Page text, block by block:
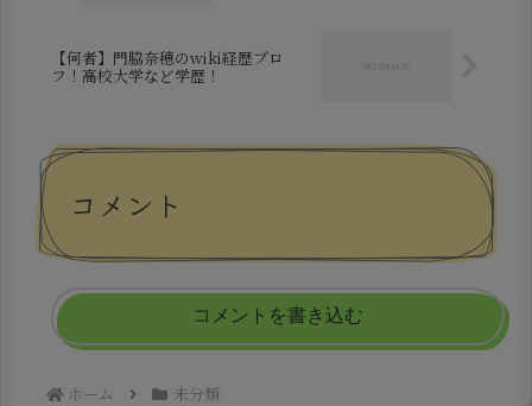
【何者】門脇奈穂のwiki経歴プロ
フ！高校大学など学歴！
コメント
コメントを書き込む
ホーム 未分類